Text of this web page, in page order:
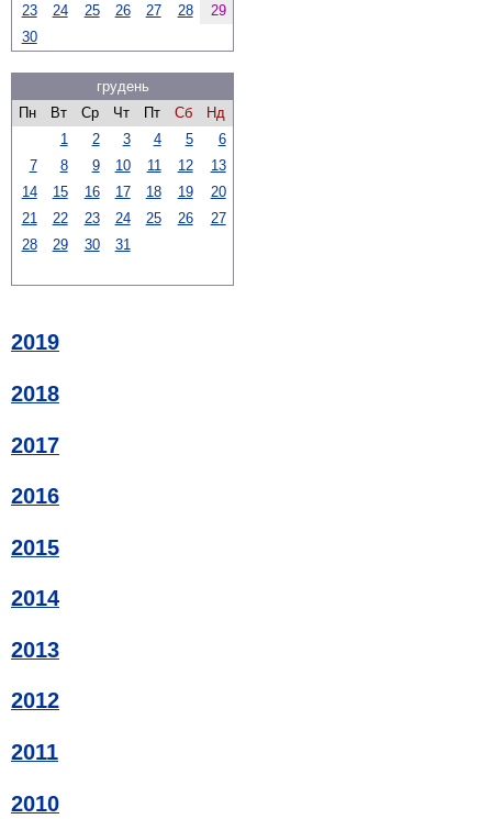
23 24 25 26 27 28
29
30
грудень
Пн
Вт Ср Чт Пт Сб
Нд
1
2 3 4 5
6
7
8 9 10 11 12
13
14
15 16 17 18 19
20
21
22 23 24 25 26
27
28
29 30 31
2019
2018
2017
2016
2015
2014
2013
2012
2011
2010